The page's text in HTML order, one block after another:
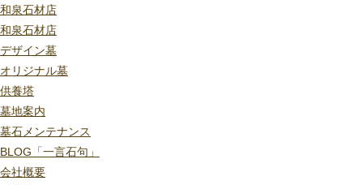
和泉石材店
和泉石材店
デザイン墓
オリジナル墓
供養塔
墓地案内
墓石メンテナンス
BLOG「一言石句」
会社概要